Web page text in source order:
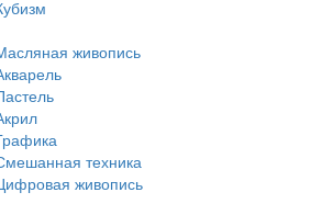
живопись
техника
живопись